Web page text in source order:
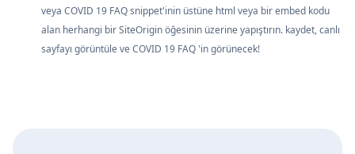
veya COVID 19 FAQ snippet'inin üstüne html veya bir embed kodu
alan herhangi bir SiteOrigin öğesinin üzerine yapıştırın. kaydet, canlı
sayfayı görüntüle ve COVID 19 FAQ 'in görünecek!